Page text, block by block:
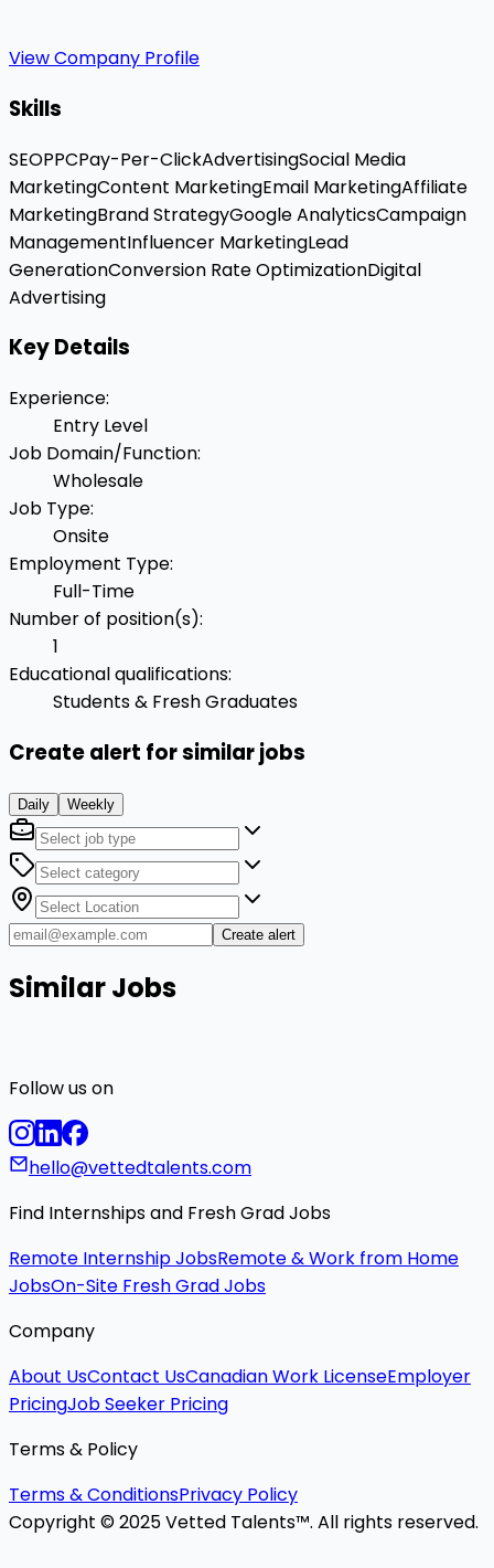
View Company Profile
Skills
SEOPPCPay-Per-ClickAdvertisingSocial Media
MarketingContent MarketingEmail MarketingAffiliate
MarketingBrand StrategyGoogle AnalyticsCampaign
ManagementInfluencer MarketingLead
GenerationConversion Rate OptimizationDigital
Advertising
Key Details
Experience:
Entry Level
Job Domain/Function:
Wholesale
Job Type:
Onsite
Employment Type:
Full-Time
Number of position(s):
1
Educational qualifications:
Students & Fresh Graduates
Create alert for similar jobs
Daily Weekly
Create alert
Similar Jobs
Follow us on
hello@vettedtalents.com
Find Internships and Fresh Grad Jobs
Remote Internship JobsRemote & Work from Home
JobsOn-Site Fresh Grad Jobs
Company
About UsContact UsCanadian Work LicenseEmployer
PricingJob Seeker Pricing
Terms & Policy
Terms & ConditionsPrivacy Policy
Copyright © 2025 Vetted Talents™. All rights reserved.